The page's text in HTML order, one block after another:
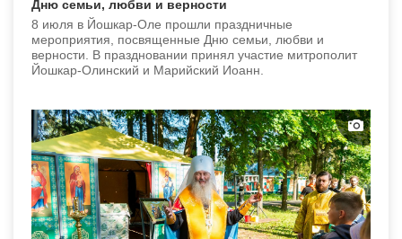
Дню семьи, любви и верности
8 июля в Йошкар-Оле прошли праздничные
мероприятия, посвященные Дню семьи, любви и
верности. В праздновании принял участие митрополит
Йошкар-Олинский и Марийский Иоанн.